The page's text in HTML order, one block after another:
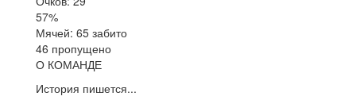
57%
Мячей: 65 забито
46 пропущено
О КОМАНДЕ
История пишется...